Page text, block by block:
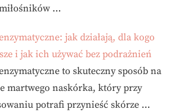
…
jak działają, dla kogo
i jak ich używać bez podrażnień
to skuteczny sposób na
martwego naskórka, który przy
potrafi przynieść skórze …